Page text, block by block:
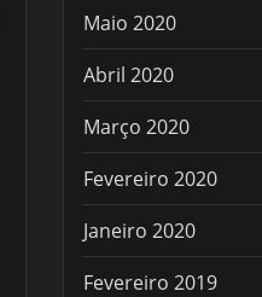
Maio 2020
Abril 2020
Março 2020
Fevereiro 2020
Janeiro 2020
Fevereiro 2019